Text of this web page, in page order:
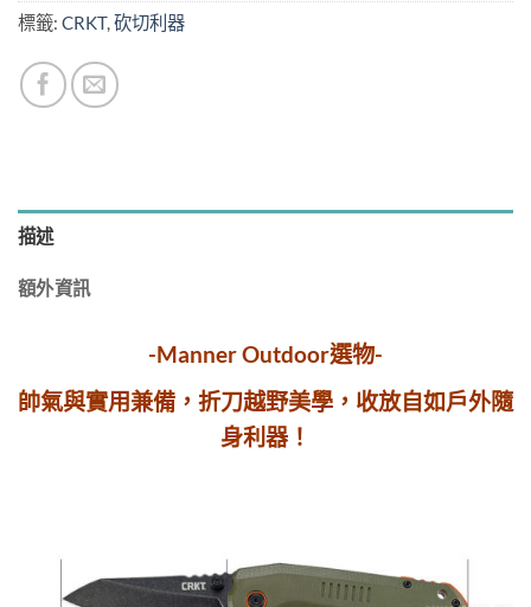
標籤: CRKT,砍切利器
描述
額外資訊
-Manner Outdoor選物-
帥氣與實用兼備，折刀越野美學，收放自如戶外隨
身利器！